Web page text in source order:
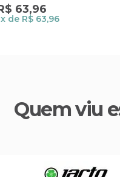
63,96
x de R$ 63,96
Quem viu